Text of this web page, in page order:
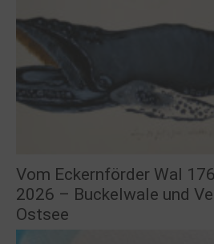
Vom Eckernförder Wal
2026 – Buckelwale und
Ostsee